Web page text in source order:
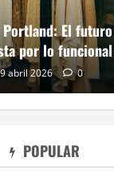
El
por lo funcional
abril 2026 0
POPULAR